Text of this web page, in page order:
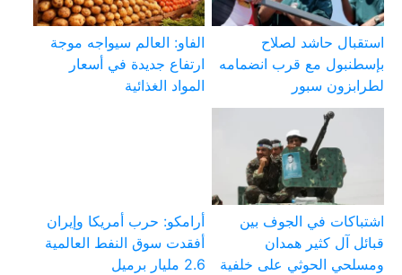
استقبال حاشد لصلاح
بإسطنبول مع قرب انضمامه
لطرابزون سبور
الفاو: العالم سيواجه موجة
ارتفاع جديدة في أسعار
المواد الغذائية
اشتباكات في الجوف بين
قبائل آل كثير همدان
ومسلحي الحوثي على خلفية
أرامكو: حرب أمريكا وإيران
أفقدت سوق النفط العالمية
2.6 مليار برميل